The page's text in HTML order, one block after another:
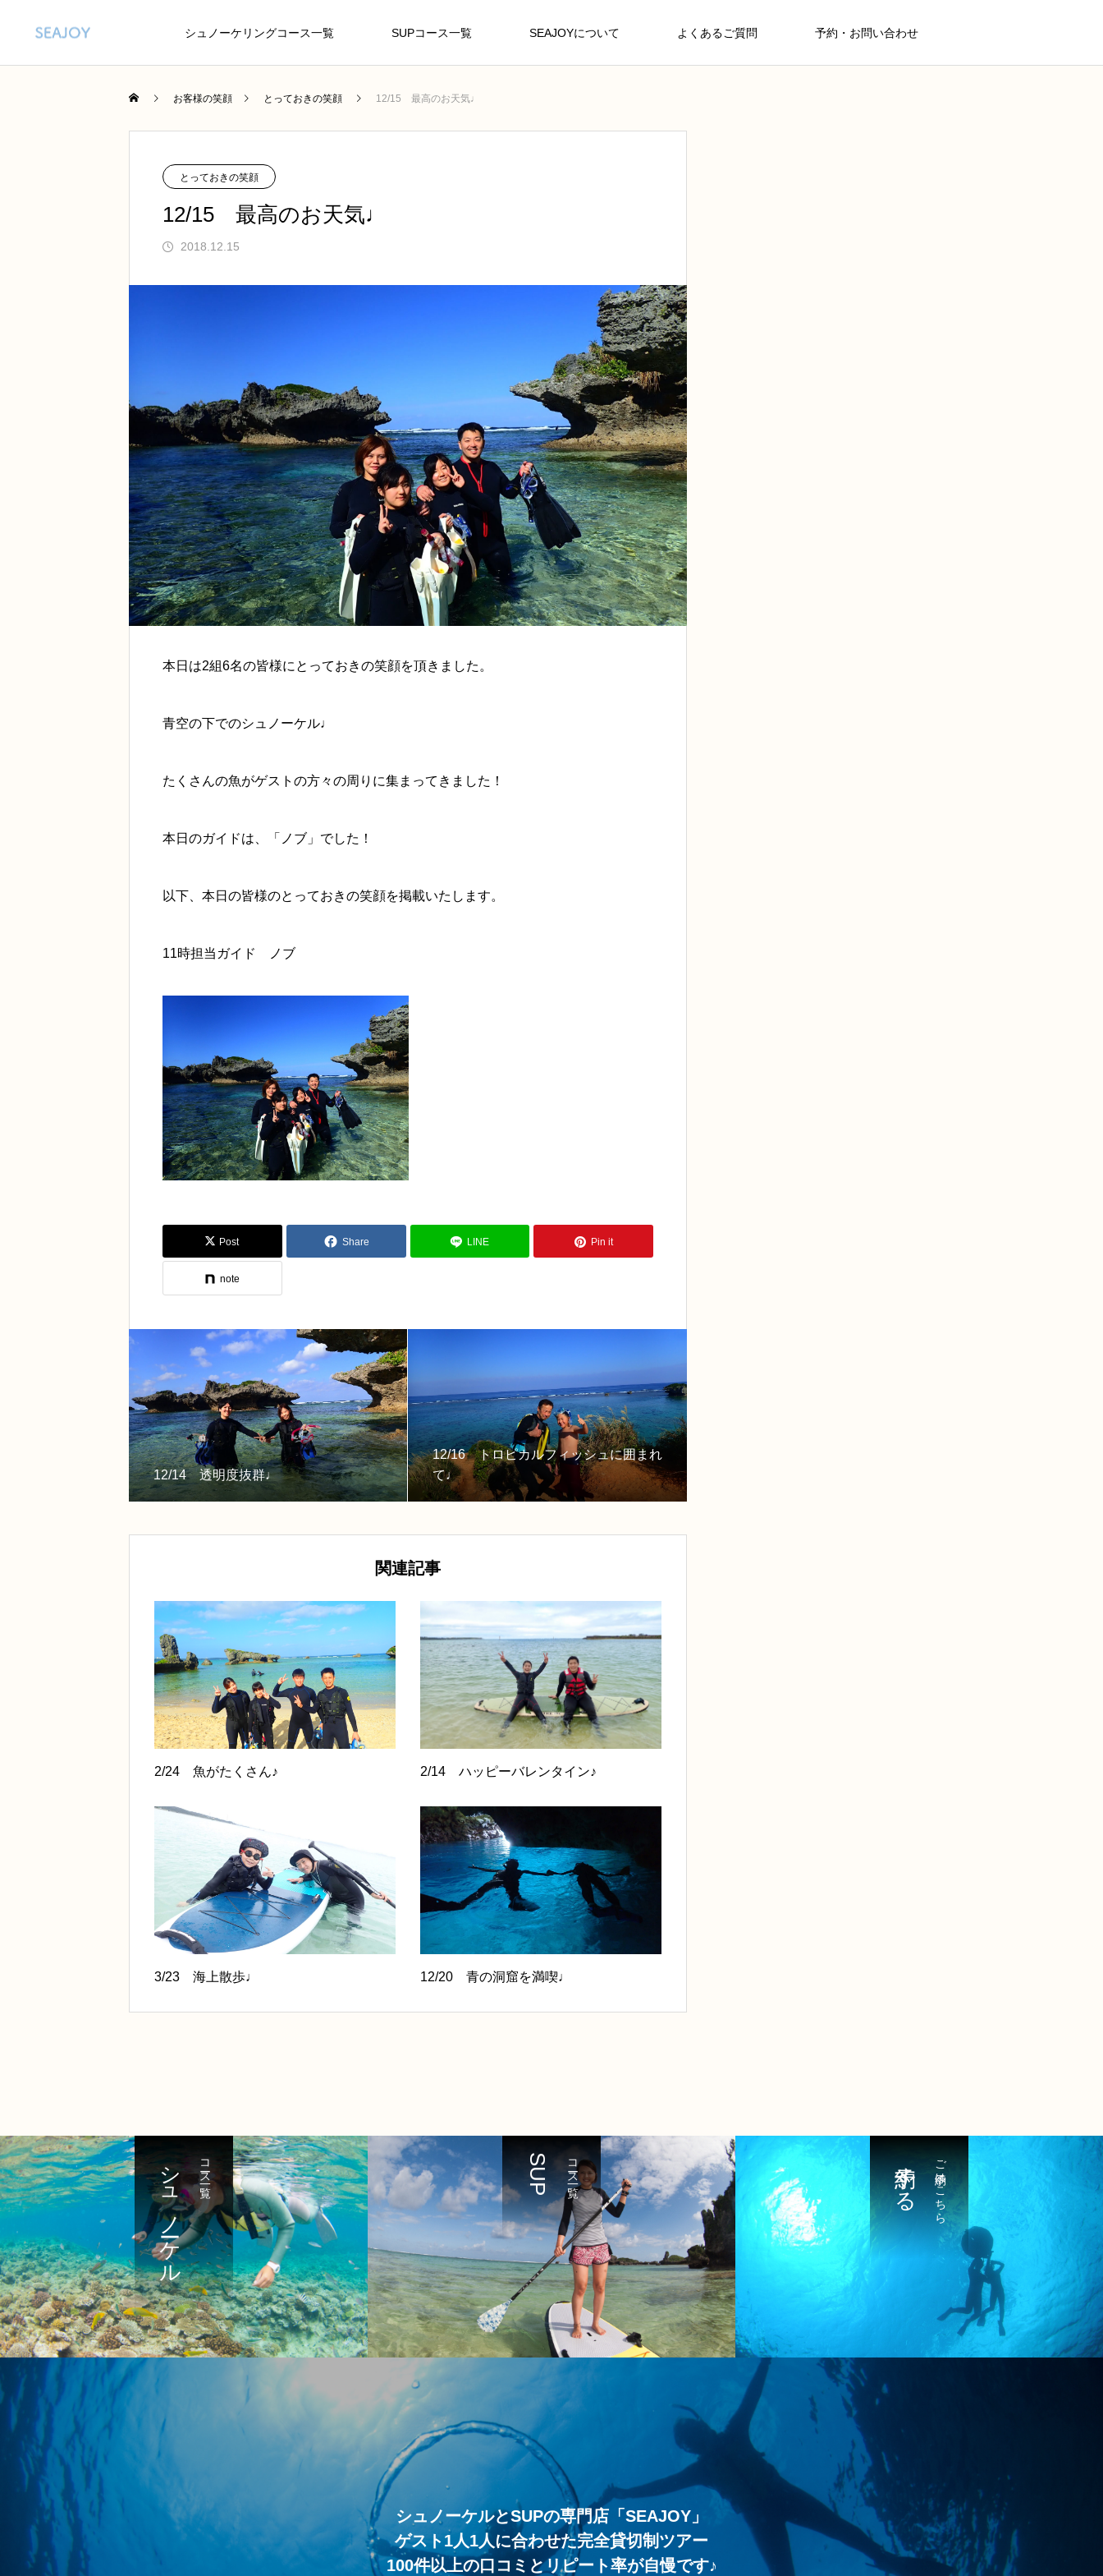
シュノーケリングコース一覧 SUPコース一覧 SEAJOYについて よくあるご質問 予約・お問い合わせ
お客様の笑顔 とっておきの笑顔 12/15 最高のお天気♩
とっておきの笑顔
12/15 最高のお天気♩
2018.12.15
本日は2組6名の皆様にとっておきの笑顔を頂きました。
青空の下でのシュノーケル♩
たくさんの魚がゲストの方々の周りに集まってきました！
本日のガイドは、「ノブ」でした！
以下、本日の皆様のとっておきの笑顔を掲載いたします。
11時担当ガイド ノブ
Post Share LINE Pin it
note
12/14 透明度抜群♩
12/16 トロピカルフィッシュに囲まれ
て♩
関連記事
2/24 魚がたくさん♪ 2/14 ハッピーバレンタイン♪
3/23 海上散歩♩ 12/20 青の洞窟を満喫♩
コース一覧
シュノーケル コース一覧
SUP ご予約はこちら
予約する
シュノーケルとSUPの専門店「SEAJOY」
ゲスト1人1人に合わせた完全貸切制ツアー
100件以上の口コミとリピート率が自慢です♪